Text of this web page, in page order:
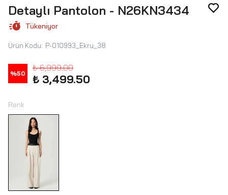
Detaylı Pantolon - N26KN3434
Tükeniyor
Ürün Kodu: P-010993_Ekru_38
%50
₺ 6,999.00
₺ 3,499.50
Renk